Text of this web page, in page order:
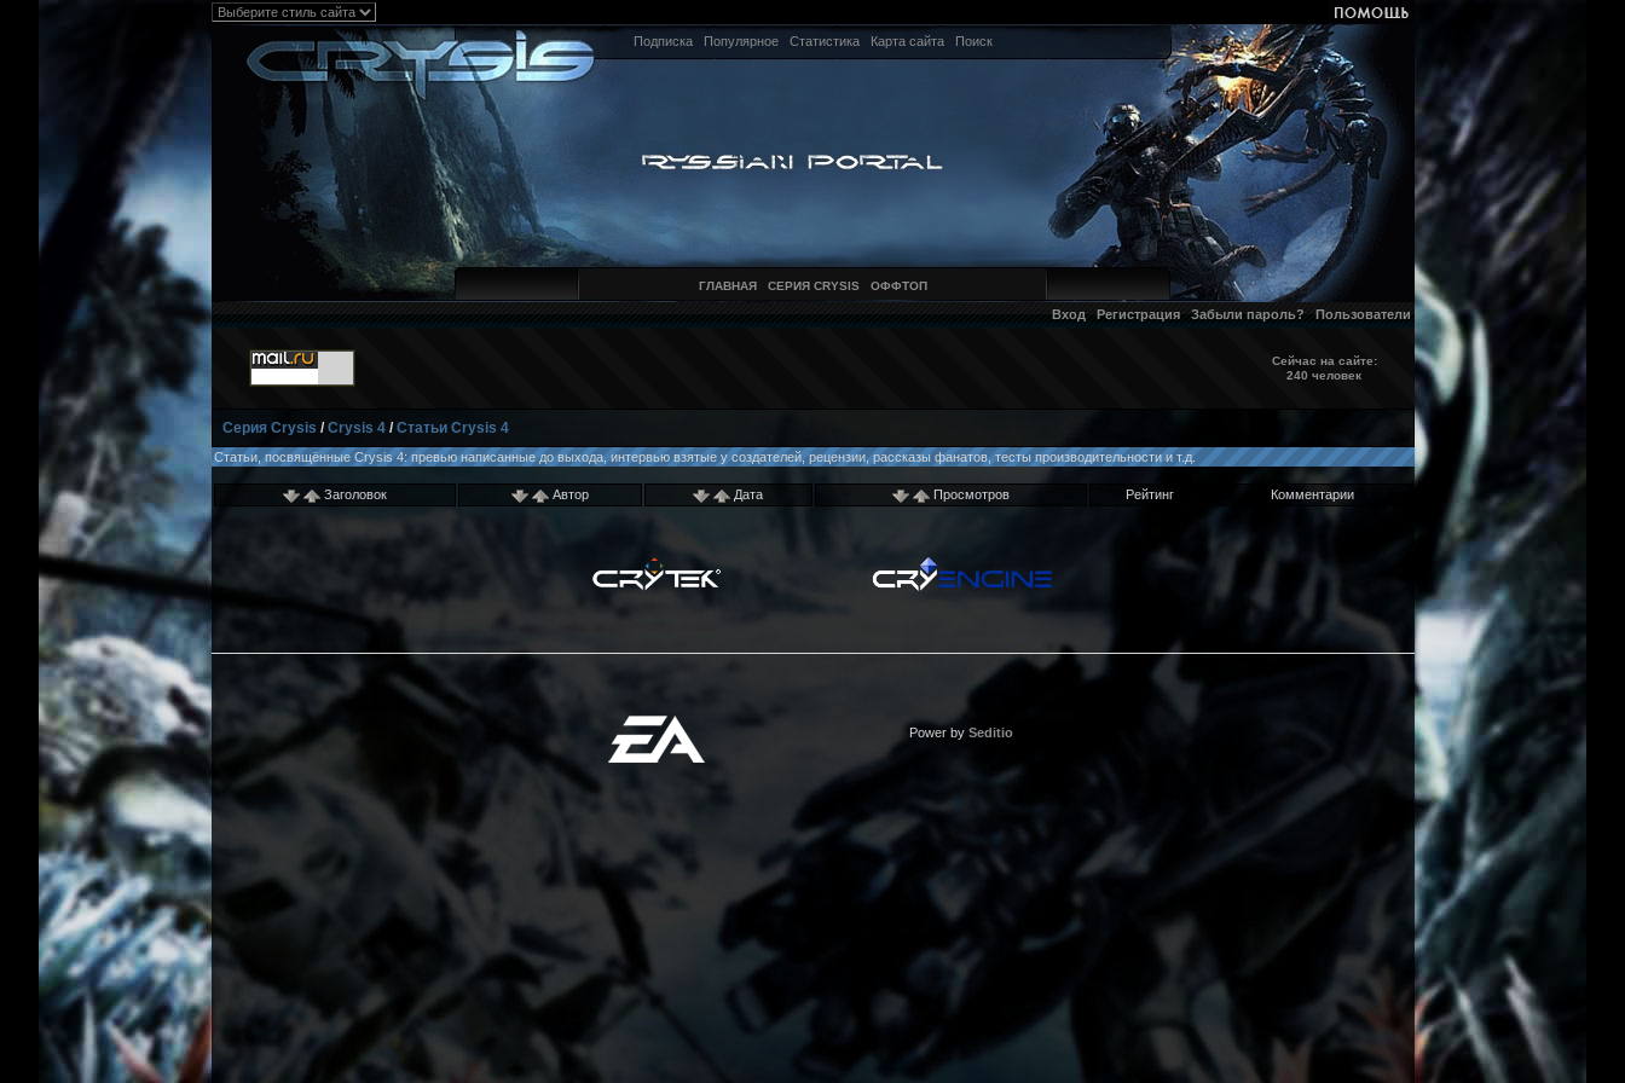
Подписка Популярное Статистика Карта сайта Поиск
ГЛАВНАЯ СЕРИЯ CRYSIS ОФФТОП
Вход Регистрация Забыли пароль? Пользователи
Сейчас на сайте:
240 человек
Серия Crysis /Crysis 4/Статьи Crysis 4
Статьи, посвящённые Crysis 4: превью написанные до выхода, интервью взятые у создателей, рецензии, рассказы фанатов, тесты производительности и т.д.
Заголовок Автор Дата Просмотров Рейтинг Комментарии
Power by Seditio